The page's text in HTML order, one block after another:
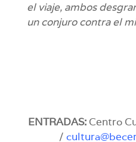
el viaje, ambos
un conjuro contra el
ENTRADAS:Centro
/